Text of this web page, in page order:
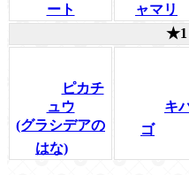
ート
ャマリ
★1
ピカチ
ュウ
(グラシデアの
はな)
キ
ゴ